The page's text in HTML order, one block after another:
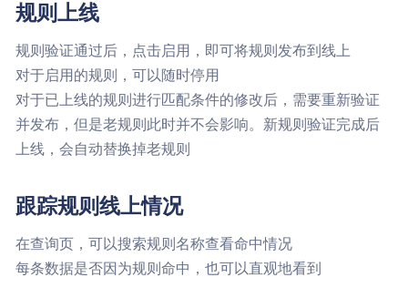
规则上线
规则验证通过后，点击启用，即可将规则发布到线上
对于启用的规则，可以随时停用
对于已上线的规则进行匹配条件的修改后，需要重新验证
并发布，但是老规则此时并不会影响。新规则验证完成后
上线，会自动替换掉老规则
跟踪规则线上情况
在查询页，可以搜索规则名称查看命中情况
每条数据是否因为规则命中，也可以直观地看到